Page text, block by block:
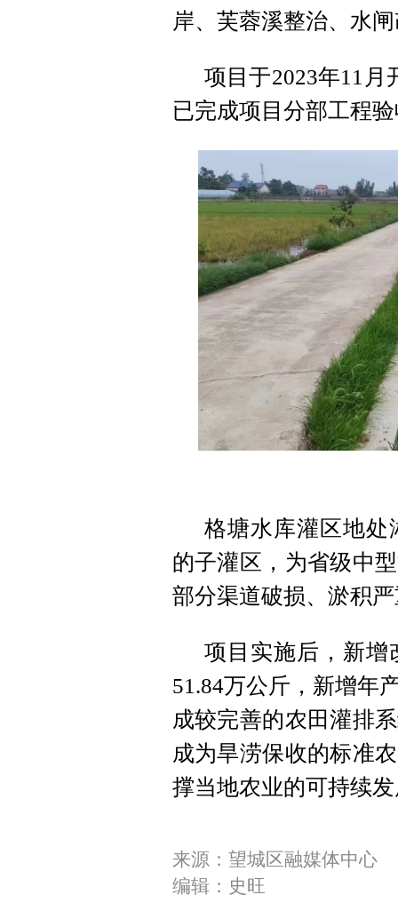
岸、芙蓉溪整治、水
项目于2023年11
已完成项目分部工程
格塘水库灌区地处
的子灌区，为省级中
部分渠道破损、淤积
项目实施后，新增
51.84万公斤，新增年
成较完善的农田灌排
成为旱涝保收的标准
撑当地农业的可持续
来源：望城区融媒体中心
编辑：史旺